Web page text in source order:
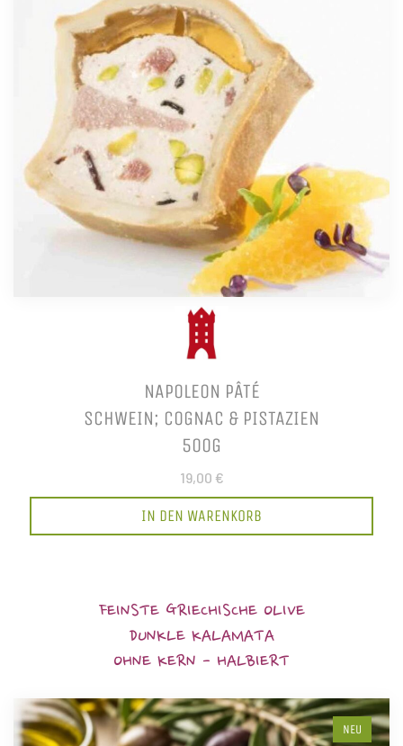
NAPOLEON PÂTÉ
SCHWEIN; COGNAC & PISTAZIEN
500G
19,00 €
IN DEN WARENKORB
FEINSTE GRIECHISCHE OLIVE
DUNKLE KALAMATA
OHNE KERN - HALBIERT
NEU